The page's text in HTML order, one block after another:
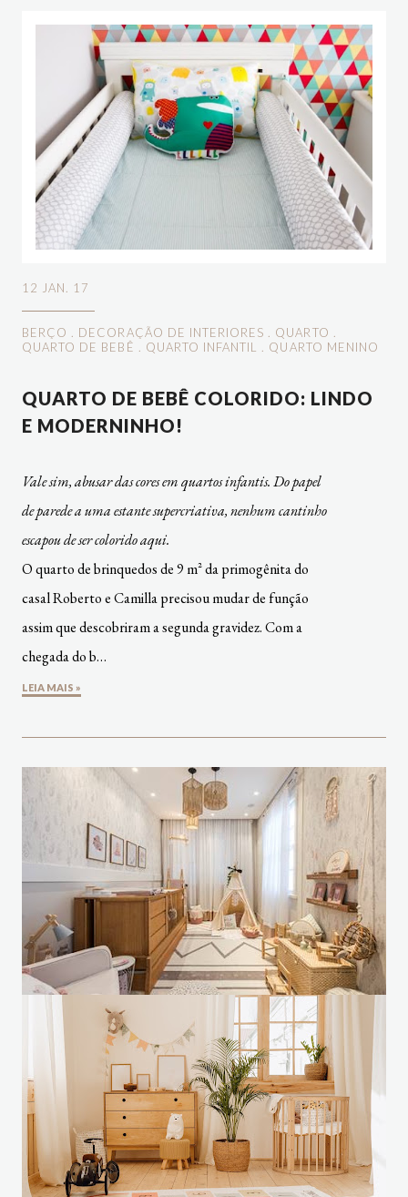
12 JAN. 17
BERÇO DECORAÇÃO DE INTERIORES QUARTO
QUARTO DE BEBÊ
QUARTO INFANTIL QUARTO MENINO
QUARTO DE BEBÊ COLORIDO: LINDO
E MODERNINHO!
Vale sim, abusar das cores em quartos infantis. Do papel
de parede a uma estante supercriativa, nenhum cantinho
escapou de ser colorido aqui.
O quarto de brinquedos de 9 m² da primogênita do
casal Roberto e Camilla precisou mudar de função
assim que descobriram a segunda gravidez. Com a
chegada do b…
LEIA MAIS »